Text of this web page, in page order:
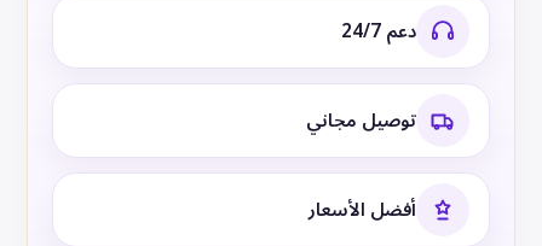
دعم 24/7
توصيل مجاني
أفضل الأسعار